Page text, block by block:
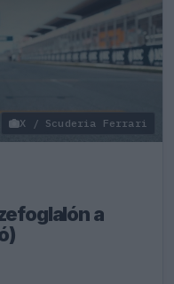
X / Scuderia Ferrari
a